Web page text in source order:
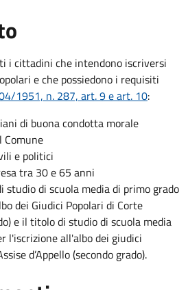
i cittadini che intendono iscriversi
e che possiedono i requisiti
1951, n. 287, art. 9 e art. 10:
di buona condotta morale
Comune
e politici
tra 30 e 65 anni
studio di scuola media di primo grado
dei Giudici Popolari di Corte
e il titolo di studio di scuola media
l'iscrizione all'albo dei giudici
d’Appello (secondo grado).